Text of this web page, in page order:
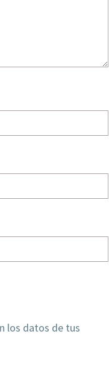
los datos de tus